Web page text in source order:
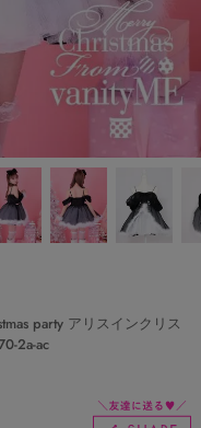
party アリスインクリス
2a-ac